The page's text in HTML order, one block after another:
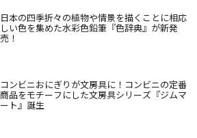
日本の四季折々の植物や情景を描くことに相応
しい色を集めた水彩色鉛筆『色辞典』が新発
売！
コンビニおにぎりが文房具に！コンビニの定番
商品をモチーフにした文房具シリーズ『ジムマ
ート』誕生